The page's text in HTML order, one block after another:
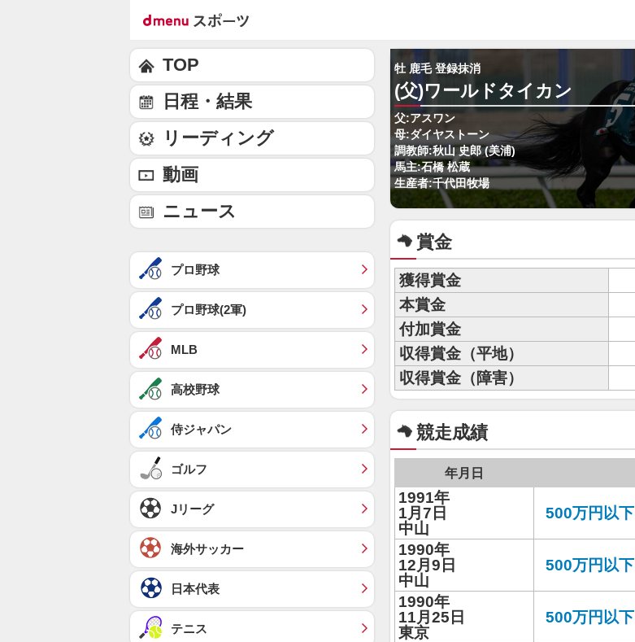
牡 鹿毛 登録抹消
(父)ワールドタイカン
父:アスワン
母:ダイヤストーン
調教師:秋山 史郎 (美浦)
馬主:石橋 松蔵
生産者:千代田牧場
賞金
獲得賞金
本賞金
付加賞金
収得賞金（平地）
収得賞金（障害）
競走成績
年月日
1991年
1月7日
中山
500万円以下
1990年
12月9日
中山
500万円以下
1990年
11月25日
東京
500万円以下
TOP
日程・結果
リーディング
動画
ニュース
プロ野球
プロ野球(2軍)
MLB
高校野球
侍ジャパン
ゴルフ
Jリーグ
海外サッカー
日本代表
テニス